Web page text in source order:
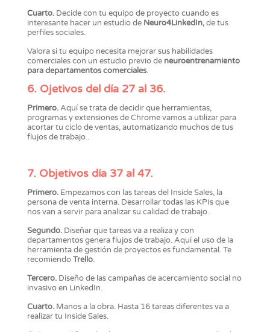
Cuarto.Decide con tu equipo de proyecto cuando es
interesante hacer un estudio de Neuro4LinkedIn,de tus
perfiles sociales.
Valora si tu equipo necesita mejorar sus habilidades
comerciales con un estudio previo de neuroentrenamiento
para departamentos comerciales.
6. Ojetivos del día 27 al 36.
Primero.Aquí se trata de decidir que herramientas,
programas y extensiones de Chrome vamos a utilizar para
acortar tu ciclo de ventas, automatizando muchos de tus
flujos de trabajo..
7. Objetivos día 37 al 47.
Primero.Empezamos con las tareas del Inside Sales, la
persona de venta interna. Desarrollar todas las KPIs que
nos van a servir para analizar su calidad de trabajo.
Segundo.Diseñar que tareas va a realiza y con
departamentos genera flujos de trabajo. Aquí el uso de la
herramienta de gestión de proyectos es fundamental. Te
recomiendoTrello.
Tercero.Diseño de las campañas de acercamiento social no
invasivo en LinkedIn.
Cuarto.Manos a la obra. Hasta 16 tareas diferentes va a
realizar tu Inside Sales.